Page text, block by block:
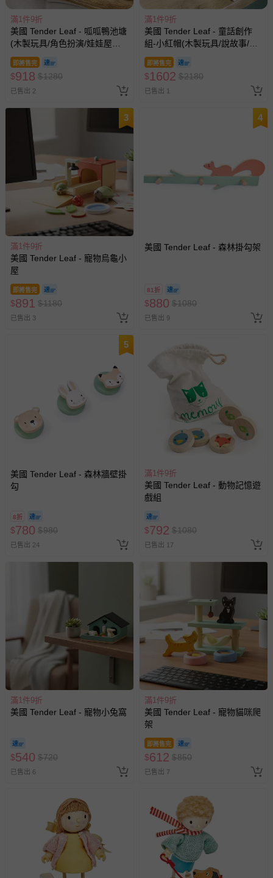
滿1件9折
美國 Tender Leaf - 呱呱鴨池塘
(木製玩具/角色扮演/娃娃屋配
件)
即將售完
$918 $1280
已售出 2
滿1件9折
美國 Tender Leaf - 童話創作
組-小紅帽(木製玩具/說故事/教
育益智)
即將售完
$1602 $2180
已售出 1
3
滿1件9折
美國 Tender Leaf - 寵物烏龜小
屋
即將售完
$891 $1180
已售出 3
4
美國 Tender Leaf - 森林掛勾架
81折
$880 $1080
已售出 9
5
美國 Tender Leaf - 森林牆壁掛
勾
8折
$780 $980
已售出 24
滿1件9折
美國 Tender Leaf - 動物記憶遊
戲組
$792 $1080
已售出 17
滿1件9折
美國 Tender Leaf - 寵物小兔窩
$540 $720
已售出 6
滿1件9折
美國 Tender Leaf - 寵物貓咪爬
架
即將售完
$612 $850
已售出 7